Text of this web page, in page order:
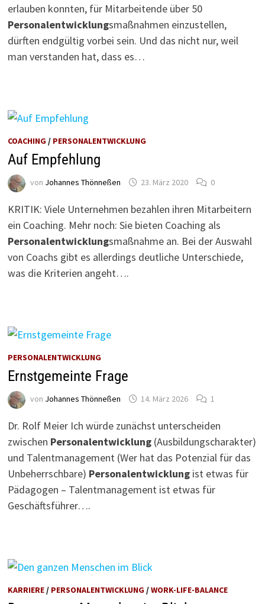
erlauben konnten, für Mitarbeitende über 50
Personalentwicklungsmaßnahmen einzustellen,
dürften endgültig vorbei sein. Und das nicht nur, weil
man verstanden hat, dass es…
COACHING / PERSONALENTWICKLUNG
Auf Empfehlung
von Johannes Thönneßen 23. März 2020 0
KRITIK: Viele Unternehmen bezahlen ihren Mitarbeitern
ein Coaching. Mehr noch: Sie bieten Coaching als
Personalentwicklungsmaßnahme an. Bei der Auswahl
von Coachs gibt es allerdings deutliche Unterschiede,
was die Kriterien angeht….
PERSONALENTWICKLUNG
Ernstgemeinte Frage
von Johannes Thönneßen 14. März 2026 1
Dr. Rolf Meier Ich würde zunächst unterscheiden
zwischen Personalentwicklung (Ausbildungscharakter)
und Talentmanagement (Wer hat das Potenzial für das
Unbeherrschbare) Personalentwicklung ist etwas für
Pädagogen – Talentmanagement ist etwas für
Geschäftsführer….
KARRIERE / PERSONALENTWICKLUNG /WORK-LIFE-BALANCE